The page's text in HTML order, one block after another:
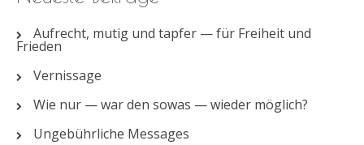
Aufrecht, mutig und tapfer — für Freiheit und
Frieden
Vernissage
Wie nur — war den sowas — wieder möglich?
Ungebührliche Messages